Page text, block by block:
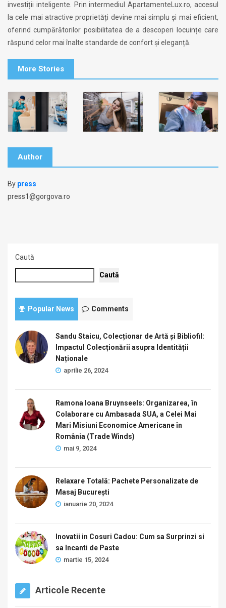
investiții inteligente. Prin intermediul ApartamenteLux.ro, accesul
la cele mai atractive proprietăți devine mai simplu și mai eficient,
oferind cumpărătorilor posibilitatea de a descoperi locuințe care
răspund celor mai înalte standarde de confort și eleganță.
More Stories
Author
By press
press1@gorgova.ro
Caută
Caută
Popular News Comments
Sandu Staicu, Colecționar de Artă și Bibliofil:
Impactul Colecționării asupra Identității
Naționale
aprilie 26, 2024
Ramona Ioana Bruynseels: Organizarea, în
Colaborare cu Ambasada SUA, a Celei Mai
Mari Misiuni Economice Americane în
România (Trade Winds)
mai 9, 2024
Relaxare Totală: Pachete Personalizate de
Masaj București
ianuarie 20, 2024
Inovatii in Cosuri Cadou: Cum sa Surprinzi si
sa Incanti de Paste
martie 15, 2024
Articole Recente